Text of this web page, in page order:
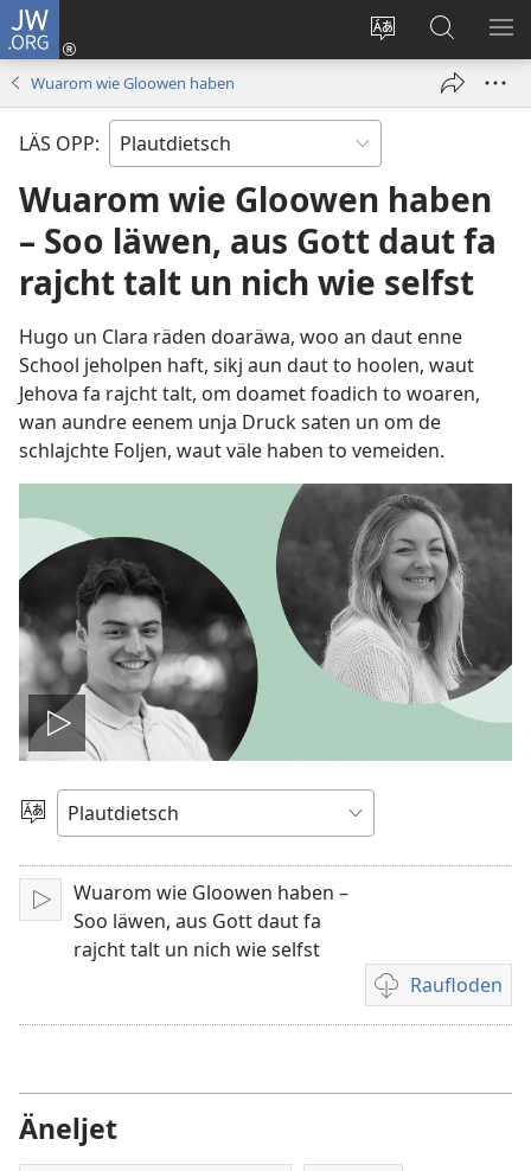
JW.ORG
Sproak
Aunmalden
(opens
En
JW.ORG
sieekjen
Wuarom wie Gloowen haben
LÄS OPP:
Wuarom wie Gloowen haben
– Soo läwen, aus Gott daut fa
rajcht talt un nich wie selfst
Hugo un Clara räden doaräwa, woo an daut enne
School jeholpen haft, sikj aun daut to hoolen, waut
Jehova fa rajcht talt, om doamet foadich to woaren,
wan aundre eenem unja Druck saten un om de
schlajchte Foljen, waut väle haben to vemeiden.
Video
spälen
Sproak
utwälen
Aufspälen
Wuarom wie Gloowen haben –
Soo läwen, aus Gott daut fa
rajcht talt un nich wie selfst
Raufloden
Video
recordings
Äneljet